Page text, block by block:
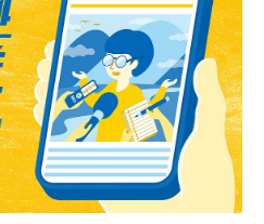
門窗用玻璃貼膜材料」、
頂系統」等5項，大幅擴充
，受理項目增加「瀝青鋪面
粒料」、「建築用隔熱材
制性低強度材料」等5項基
27項。另配合建築技術規則修
增列與升降機道相鄰